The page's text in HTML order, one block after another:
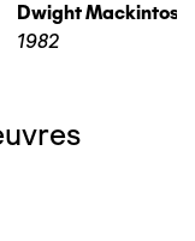
Dwight Mackintosh
1982